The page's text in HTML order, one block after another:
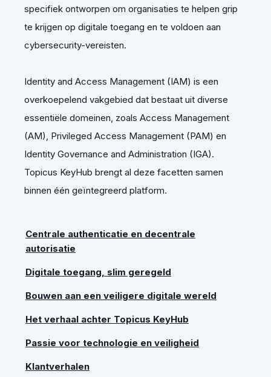
specifiek ontworpen om organisaties te helpen grip
te krijgen op digitale toegang en te voldoen aan
cybersecurity-vereisten.
Identity and Access Management (IAM) is een
overkoepelend vakgebied dat bestaat uit diverse
essentiële domeinen, zoals Access Management
(AM), Privileged Access Management (PAM) en
Identity Governance and Administration (IGA).
Topicus KeyHub brengt al deze facetten samen
binnen één geïntegreerd platform.
Centrale authenticatie en decentrale
autorisatie
Digitale toegang, slim geregeld
Bouwen aan een veiligere digitale wereld
Het verhaal achter Topicus KeyHub
Passie voor technologie en veiligheid
Klantverhalen